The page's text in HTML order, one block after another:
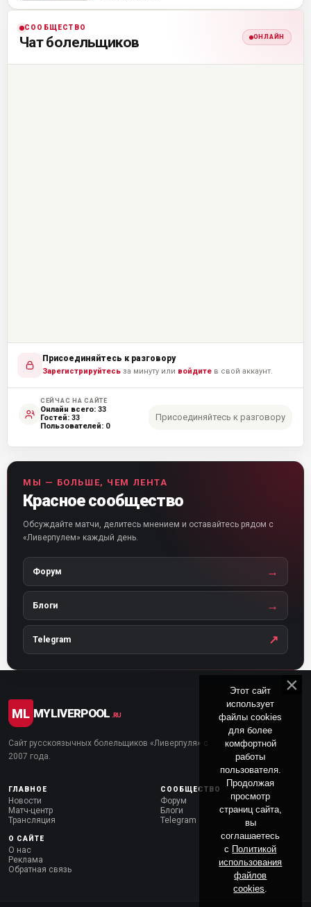
СООБЩЕСТВО
Чат болельщиков ОНЛАЙН
Присоединяйтесь к разговору
Зарегистрируйтесь за минуту или войдите в свой аккаунт.
СЕЙЧАС НА САЙТЕ
Онлайн всего: 33
Гостей: 33
Пользователей: 0
Присоединяйтесь к разговору
МЫ — БОЛЬШЕ, ЧЕМ ЛЕНТА
Красное сообщество
Обсуждайте матчи, делитесь мнением и оставайтесь рядом с
«Ливерпулем» каждый день.
Форум →
Блоги →
Telegram ↗
ML MYLIVERPOOL .RU
Сайт русскоязычных болельщиков «Ливерпуля» с
2007 года.
ГЛАВНОЕ
Новости
Матч-центр
Трансляция
СООБЩЕСТВО
Форум
Блоги
Telegram
О САЙТЕ
О нас
Реклама
Обратная связь
Этот сайт
использует
файлы cookies
для более
комфортной
работы
пользователя.
Продолжая
просмотр
страниц сайта,
вы
соглашаетесь
с Политикой
использования
файлов
cookies